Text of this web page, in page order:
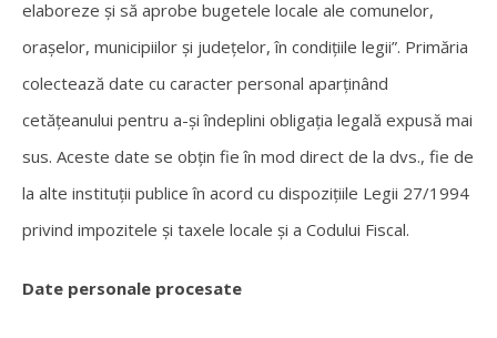
elaboreze şi să aprobe bugetele locale ale comunelor,
oraşelor, municipiilor şi judeţelor, în condiţiile legii”. Primăria
colectează date cu caracter personal aparținând
cetățeanului pentru a-și îndeplini obligația legală expusă mai
sus. Aceste date se obțin fie în mod direct de la dvs., fie de
la alte instituții publice în acord cu dispozițiile Legii 27/1994
privind impozitele și taxele locale și a Codului Fiscal.
Date personale procesate